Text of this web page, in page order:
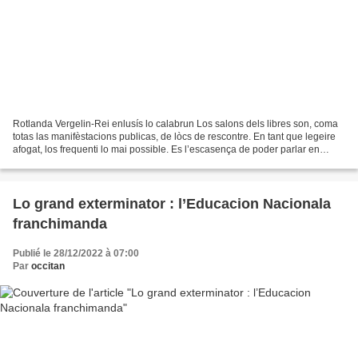
Rotlanda Vergelin-Rei enlusís lo calabrun Los salons dels libres son, coma
totas las manifèstacions publicas, de lòcs de rescontre. En tant que legeire
afogat, los frequenti lo mai possible. Es l’escasença de poder parlar en
Lo grand exterminator : l’Educacion Nacionala
franchimanda
Publié le 28/12/2022 à 07:00
Par occitan